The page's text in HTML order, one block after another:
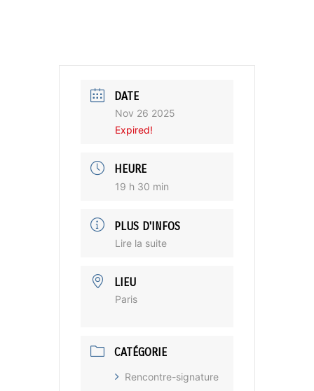
DATE
Nov 26 2025
Expired!
HEURE
19 h 30 min
PLUS D'INFOS
Lire la suite
LIEU
Paris
CATÉGORIE
Rencontre-signature